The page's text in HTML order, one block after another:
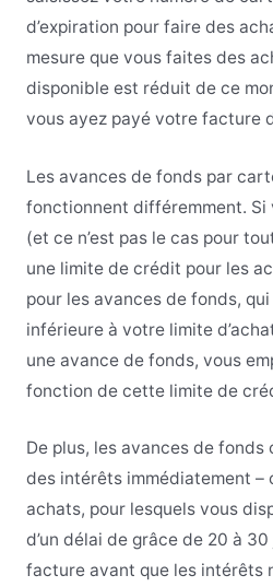
d’expiration pour faire des
mesure que vous faites des
disponible est réduit de ce
vous ayez payé votre facture
Les avances de fonds par
fonctionnent différemment.
(et ce n’est pas le cas pour
une limite de crédit pour les
pour les avances de fonds,
inférieure à votre limite
une avance de fonds, vous
fonction de cette limite de
De plus, les avances de
des intérêts immédiatement –
achats, pour lesquels vous
d’un délai de grâce de 20 à
facture avant que les intérêts